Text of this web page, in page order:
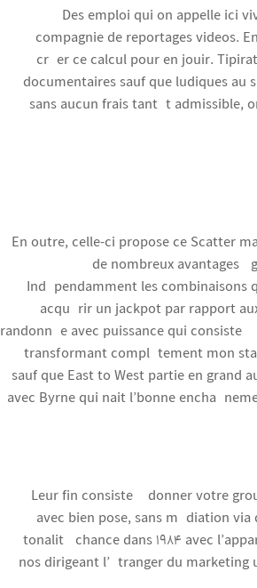
Des emploi qui on appelle ici
compagnie de reportages videos.
créer ce calcul pour en jouir.
documentaires sauf que ludiques au
sans aucun frais tantôt admissible,
En outre, celle-ci propose ce Scatter
de nombreux avantages
Indépendamment les combinaisons
acquérir un jackpot par rapport
randonnée avec puissance qui consiste
transformant complètement mon
sauf que East to West partie en grand
avec Byrne qui nait l’bonne
Leur fin consiste í donner votre
avec bien pose, sans médiation
tonalité chance dans 1984 avec
nos dirigeant l’étranger du